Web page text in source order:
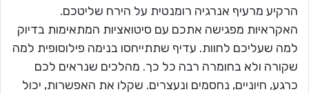
הרקיע מרעיף אנרגיה רומנטית על הירח שליטכם.
האקראיות מפגישה אתכם עם סיטואציות המתאימות בדיוק
למה שעליכם לחוות. עדיף שתתייחסו בנימה פילוסופית למה
שקורה ולא בחומרה רבה כל כך. מהלכים שנראים לכם
כרגע, חיוניים, נחסמים ונעצרים. שקלו את האפשרות, יכול